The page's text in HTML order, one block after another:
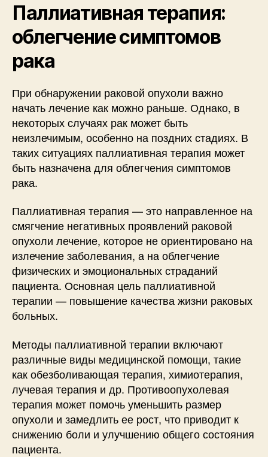
Паллиативная терапия:
облегчение симптомов
рака
При обнаружении раковой опухоли важно
начать лечение как можно раньше. Однако, в
некоторых случаях рак может быть
неизлечимым, особенно на поздних стадиях. В
таких ситуациях паллиативная терапия может
быть назначена для облегчения симптомов
рака.
Паллиативная терапия — это направленное на
смягчение негативных проявлений раковой
опухоли лечение, которое не ориентировано на
излечение заболевания, а на облегчение
физических и эмоциональных страданий
пациента. Основная цель паллиативной
терапии — повышение качества жизни раковых
больных.
Методы паллиативной терапии включают
различные виды медицинской помощи, такие
как обезболивающая терапия, химиотерапия,
лучевая терапия и др. Противоопухолевая
терапия может помочь уменьшить размер
опухоли и замедлить ее рост, что приводит к
снижению боли и улучшению общего состояния
пациента.